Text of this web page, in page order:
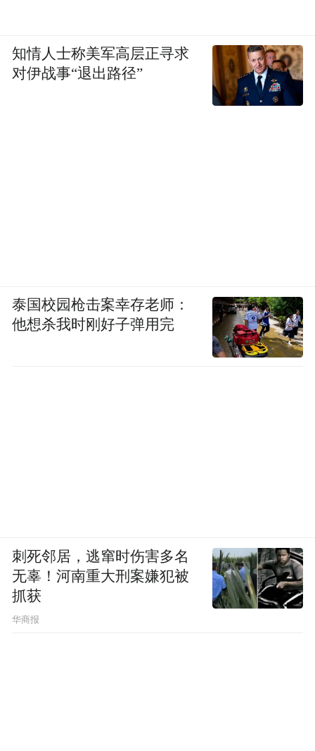
知情人士称美军高层正寻求
对伊战事“退出路径”
泰国校园枪击案幸存老师：
他想杀我时刚好子弹用完
刺死邻居，逃窜时伤害多名
无辜！河南重大刑案嫌犯被
抓获
华商报